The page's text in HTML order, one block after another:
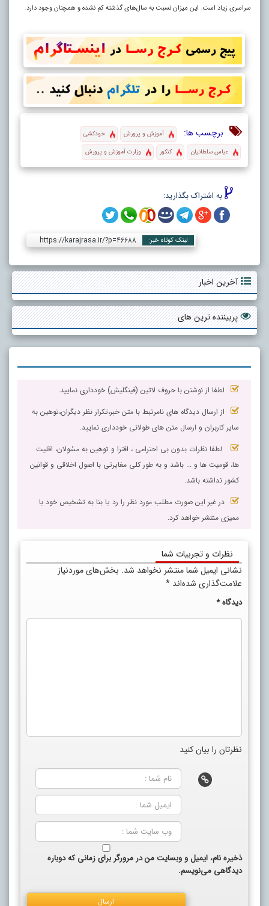
سراسری زیاد است. این میزان نسبت به سال‌های گذشته کم نشده و همچنان وجود دارد.
برچسب ها: آموزش و پرورش
خودکشی
عباس سلطانیان
کنکور وزارت آموزش و پرورش
به اشتراک بگذارید:
لینک کوتاه خبر: https://karajrasa.ir/?p=46688
آخرین اخبار
پربیننده ترین های
لطفا از نوشتن با حروف لاتین (فینگلیش) خودداری نمایید.
از ارسال دیدگاه های نامرتبط با متن خبر،تکرار نظر دیگران،توهین به
سایر کاربران و ارسال متن های طولانی خودداری نمایید.
لطفا نظرات بدون بی احترامی ، افترا و توهین به مسٔولان، اقلیت
ها، قومیت ها و ... باشد و به طور کلی مغایرتی با اصول اخلاقی و قوانین
کشور نداشته باشد.
در غیر این صورت مطلب مورد نظر را رد یا بنا به تشخیص خود با
ممیزی منتشر خواهد کرد.
نظرات و تجربیات شما
نشانی ایمیل شما منتشر نخواهد شد. بخش‌های موردنیاز
علامت‌گذاری شده‌اند *
دیدگاه*
نظرتان را بیان کنید
ذخیره نام، ایمیل و وبسایت من در مرورگر برای زمانی که دوباره
دیدگاهی می‌نویسم.